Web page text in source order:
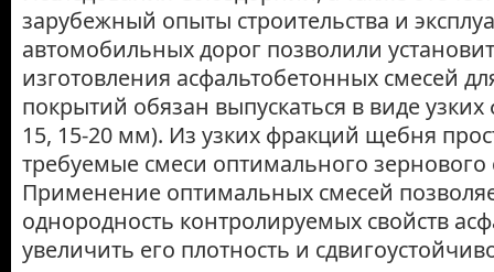
зарубежный опыты строительства и
автомобильных дорог позволили
изготовления асфальтобетонных смесей
покрытий обязан выпускаться в виде
15, 15-20 мм). Из узких фракций щебня
требуемые смеси оптимального зернового
Применение оптимальных смесей
однородность контролируемых свойств
увеличить его плотность и